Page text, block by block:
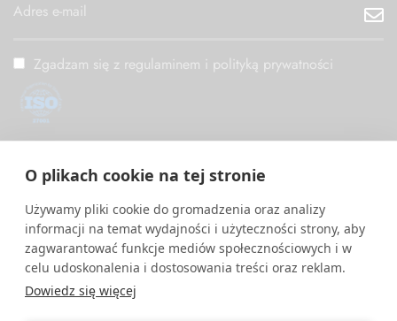
O plikach cookie na tej stronie
Używamy pliki cookie do gromadzenia oraz analizy
informacji na temat wydajności i użyteczności strony, aby
zagwarantować funkcje mediów społecznościowych i w
celu udoskonalenia i dostosowania treści oraz reklam.
Dowiedz się więcej
Zgadzam się z regulaminem i polityką prywatności
PM Digital wdrożył i utrzymuje System Zarządzania
ISO/IEC 27001.